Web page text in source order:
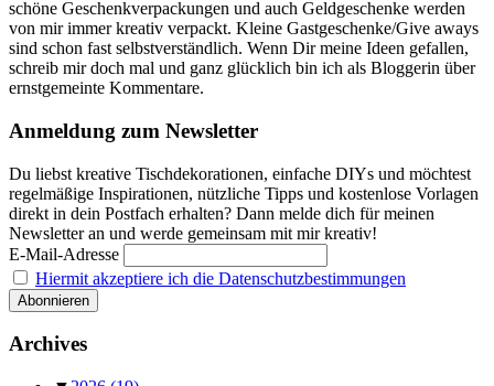
schöne Geschenkverpackungen und auch Geldgeschenke werden
von mir immer kreativ verpackt. Kleine Gastgeschenke/Give aways
sind schon fast selbstverständlich. Wenn Dir meine Ideen gefallen,
schreib mir doch mal und ganz glücklich bin ich als Bloggerin über
ernstgemeinte Kommentare.
Anmeldung zum Newsletter
Du liebst kreative Tischdekorationen, einfache DIYs und möchtest
regelmäßige Inspirationen, nützliche Tipps und kostenlose Vorlagen
direkt in dein Postfach erhalten? Dann melde dich für meinen
Newsletter an und werde gemeinsam mit mir kreativ!
E-Mail-Adresse
Hiermit akzeptiere ich die Datenschutzbestimmungen
Archives